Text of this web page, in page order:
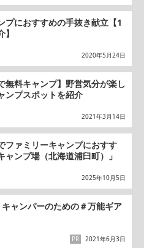
プにおすすめの手抜き献立【1
2020年5月24日
無料キャンプ】野営気分が楽し
ンプスポットを紹介
2021年3月14日
ファミリーキャンプにおすす
ャンプ場（北海道浦臼町）」
2025年10月5日
ャンパーのための＃万能ギア
2021年6月3日
PR